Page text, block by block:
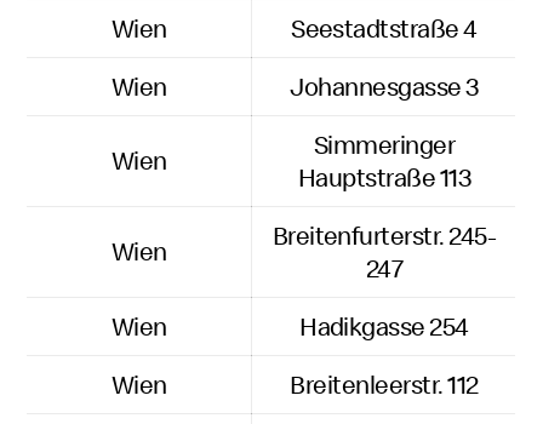
Wien
Seestadtstraße 4
Wien
Johannesgasse 3
Wien
Simmeringer
Hauptstraße 113
Wien
Breitenfurterstr. 245-
247
Wien
Hadikgasse 254
Wien
Breitenleerstr. 112